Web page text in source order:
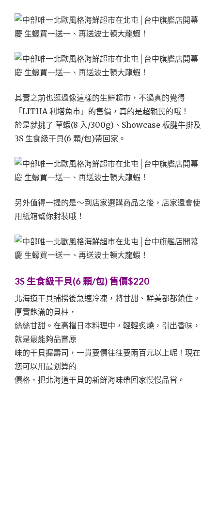
其實之前也逛過像這樣的生鮮超市，不過真的覺得
「LITHA 利塔魚市」的售價，真的是超親民的哦！
於是就挑了 草蝦(8 入/300g)、Showcase 板腱牛排及
3S 生食級干貝(6 顆/包)帶回家。
另外值得一提的是～到店家選購商品之後，店家還會使
用紙箱幫你封裝哦！
3S 生食級干貝(6 顆/包) 售價$220
北海道干貝捕撈後急速冷凍，將甘甜、鮮美都都鎖住。
厚實飽滿的貝柱，
絲絲甘甜。在高檔日本料理中，輕輕炙燒，引出香味，
就是最能夠品嘗原
味的干貝握壽司，一貫要價往往要兩百元以上呢！現在
您可以用最划算的
價格，把北海道干貝的新鮮海味帶回家慢慢品嘗。